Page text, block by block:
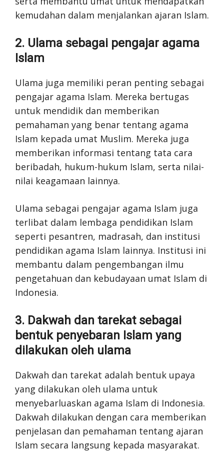
kemudahan dalam menjalankan ajaran Islam.
2. Ulama sebagai pengajar agama
Islam
Ulama juga memiliki peran penting sebagai
pengajar agama Islam. Mereka bertugas
untuk mendidik dan memberikan
pemahaman yang benar tentang agama
Islam kepada umat Muslim. Mereka juga
memberikan informasi tentang tata cara
beribadah, hukum-hukum Islam, serta nilai-
nilai keagamaan lainnya.
Ulama sebagai pengajar agama Islam juga
terlibat dalam lembaga pendidikan Islam
seperti pesantren, madrasah, dan institusi
pendidikan agama Islam lainnya. Institusi ini
membantu dalam pengembangan ilmu
pengetahuan dan kebudayaan umat Islam di
Indonesia.
3. Dakwah dan tarekat sebagai
bentuk penyebaran Islam yang
dilakukan oleh ulama
Dakwah dan tarekat adalah bentuk upaya
yang dilakukan oleh ulama untuk
menyebarluaskan agama Islam di Indonesia.
Dakwah dilakukan dengan cara memberikan
penjelasan dan pemahaman tentang ajaran
Islam secara langsung kepada masyarakat.